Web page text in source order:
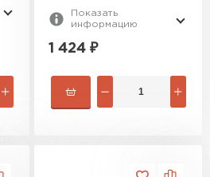
Показать
информацию
1 424 ₽